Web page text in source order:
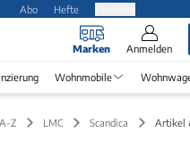
Abo Hefte
Marken Anmelden
Wohnmobile
Z LMC Scandica Artikel